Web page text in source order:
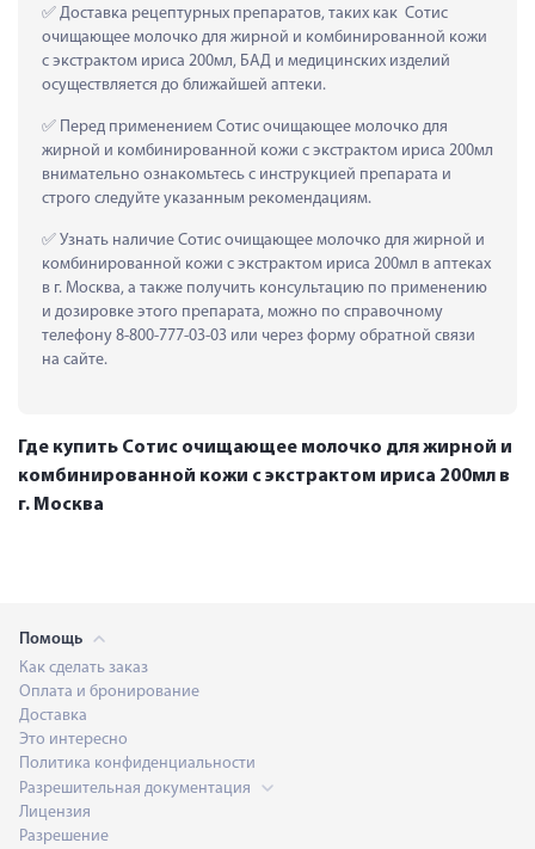
Доставка рецептурных препаратов, таких как  Сотис
очищающее молочко для жирной и комбинированной кожи
с экстрактом ириса 200мл, БАД и медицинских изделий
осуществляется до ближайшей аптеки.
Перед применением Сотис очищающее молочко для
жирной и комбинированной кожи с экстрактом ириса 200мл
внимательно ознакомьтесь с инструкцией препарата и
строго следуйте указанным рекомендациям.
Узнать наличие Сотис очищающее молочко для жирной и
комбинированной кожи с экстрактом ириса 200мл в аптеках
в г. Москва, а также получить консультацию по применению
и дозировке этого препарата, можно по справочному
телефону 8-800-777-03-03 или через форму обратной связи
на сайте.
Где купить Сотис очищающее молочко для жирной и
комбинированной кожи с экстрактом ириса 200мл в
г. Москва
Помощь
Как сделать заказ
Оплата и бронирование
Доставка
Это интересно
Политика конфиденциальности
Разрешительная документация
Лицензия
Разрешение